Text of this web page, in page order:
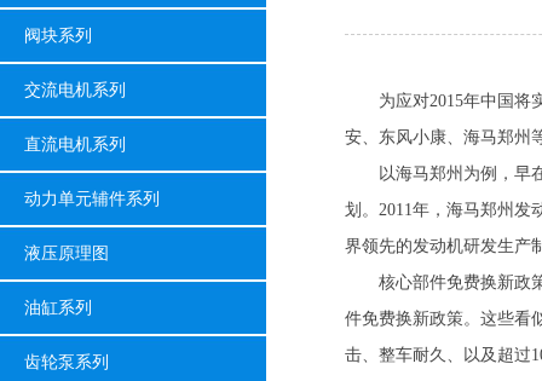
阀块系列
交流电机系列
直流电机系列
动力单元辅件系列
液压原理图
油缸系列
齿轮泵系列
为应对2015年中国将实
安、东风小康、海马郑州
以海马郑州为例，早在
划。2011年，海马郑州发
界领先的发动机研发生产
核心部件免费换新政策
件免费换新政策。这些看
击、整车耐久、以及超过